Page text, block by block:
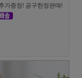
가증정! 공구한정판매!